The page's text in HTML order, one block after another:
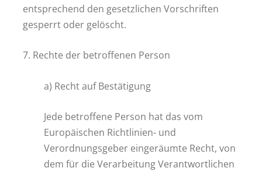
entsprechend den gesetzlichen Vorschriften
gesperrt oder gelöscht.
7. Rechte der betroffenen Person
a) Recht auf Bestätigung
Jede betroffene Person hat das vom
Europäischen Richtlinien- und
Verordnungsgeber eingeräumte Recht, von
dem für die Verarbeitung Verantwortlichen